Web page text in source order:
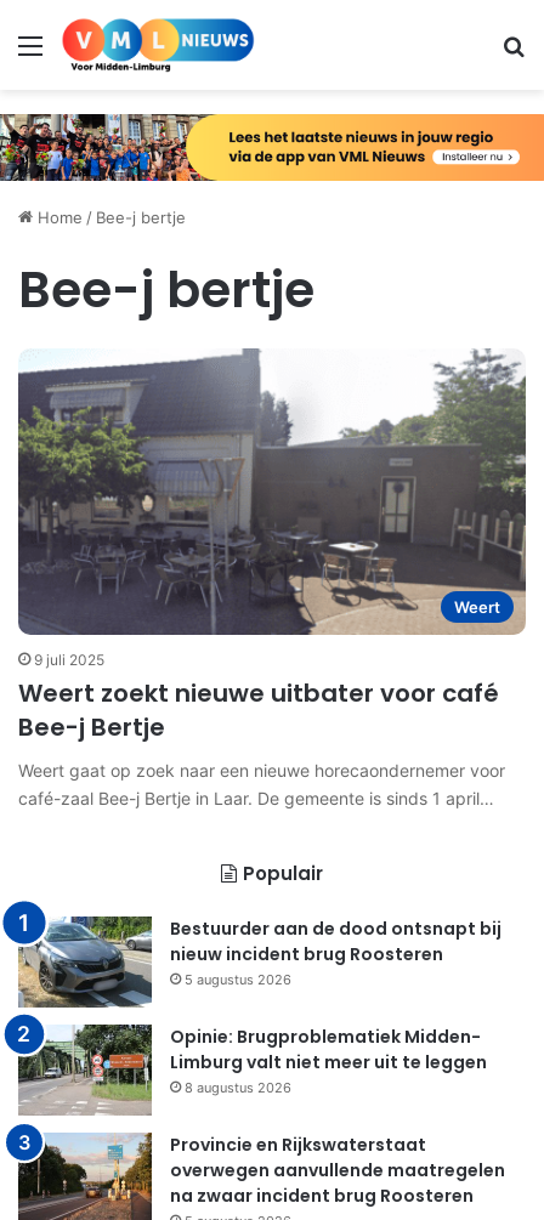
Menu
Home / Bee-j bertje
Bee-j bertje
Weert
9 juli 2025
Weert zoekt nieuwe uitbater voor café
Bee-j Bertje
Weert gaat op zoek naar een nieuwe horecaondernemer voor
café-zaal Bee-j Bertje in Laar. De gemeente is sinds 1 april…
Populair
Bestuurder aan de dood ontsnapt bij
nieuw incident brug Roosteren
5 augustus 2026
Opinie: Brugproblematiek Midden-
Limburg valt niet meer uit te leggen
8 augustus 2026
Provincie en Rijkswaterstaat
overwegen aanvullende maatregelen
na zwaar incident brug Roosteren